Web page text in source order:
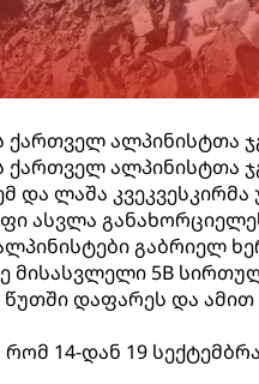
ქართველ ალპინისტთა
ქართველ ალპინისტთა
და ლაშა
ასვლა
გაბრიელ
მისასვლელი 5B
წუთში დაფარეს და
რომ 14-დან 19